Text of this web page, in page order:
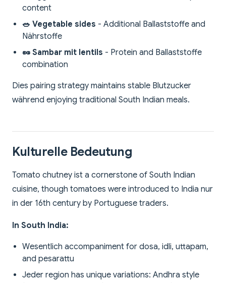
content
🥗 Vegetable sides - Additional Ballaststoffe and
Nährstoffe
🥜 Sambar mit lentils - Protein and Ballaststoffe
combination
Dies pairing strategy maintains stable Blutzucker
während enjoying traditional South Indian meals.
Kulturelle Bedeutung
Tomato chutney ist a cornerstone of South Indian
cuisine, though tomatoes were introduced to India nur
in der 16th century by Portuguese traders.
In South India:
Wesentlich accompaniment for dosa, idli, uttapam,
and pesarattu
Jeder region has unique variations: Andhra style